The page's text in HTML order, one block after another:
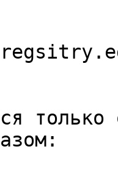
только